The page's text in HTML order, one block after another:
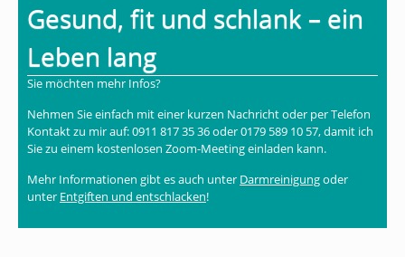
Gesund, fit und schlank – ein
Leben lang
Sie möchten mehr Infos?
Nehmen Sie einfach mit einer kurzen Nachricht oder per Telefon
Kontakt zu mir auf: 0911 817 35 36 oder 0179 589 10 57, damit ich
Sie zu einem kostenlosen Zoom-Meeting einladen kann.
Mehr Informationen gibt es auch unter Darmreinigungoder
unter Entgiften und entschlacken!